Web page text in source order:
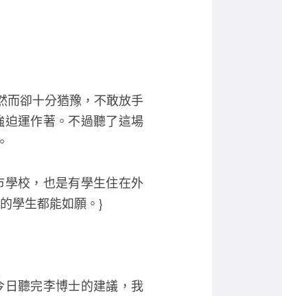
而卻十分猶豫，不敢放手
運作著。不過聽了這場
校，也是有學生住在外
學生都能如願。}
聽完李博士的建議，我